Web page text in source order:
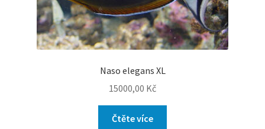
Naso elegans XL
15000,00 Kč
Čtěte více